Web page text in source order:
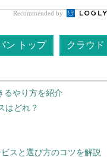
Recommended by
ン トップ クラウド
るやり方を紹介
はどれ？
スと選び方のコツを解説